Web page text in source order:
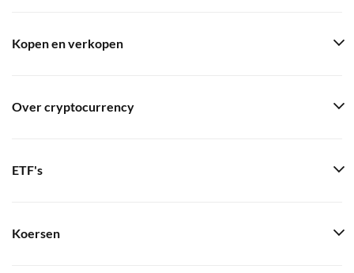
Kopen en verkopen
Over cryptocurrency
ETF's
Koersen